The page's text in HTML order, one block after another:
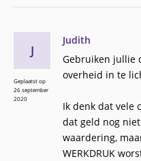
Judith
Gebruiken jullie
overheid in te
Ik denk dat vele
dat geld nog
waardering,
WERKDRUK
J
Geplaatst op
26 september
2020